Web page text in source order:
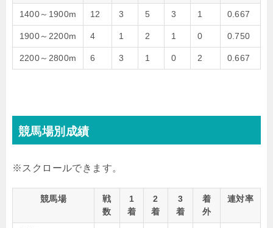
1400～1900m 12 3 5 3 1 0.667
1900～2200m 4 1 2 1 0 0.750
2200～2800m 6 3 1 0 2 0.667
競馬場別成績
競馬場
戦
数
1
着
2
着
3
着
着
外
連対率